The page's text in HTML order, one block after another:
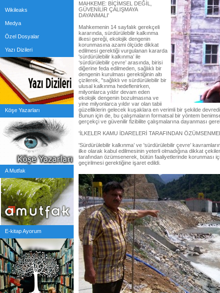
Wikileaks
Medya
Özel Dosyalar
Yazı Dizileri
Köşe Yazarları
A Mutfak
E-kitap Ayorum
MAHKEME: BİÇİMSEL DEĞİL,
GÜVENİLİR ÇALIŞMAYA
DAYANMALI'
Mahkemenin 14 sayfalık gerekçeli
kararında, sürdürülebilir kalkınma
ilkesi gereği, ekolojik dengenin
korunmasına azami ölçüde dikkat
edilmesi gerektiği vurgulanan kararda
'sürdürülebilir kalkınma’ ile
‘sürdürülebilir çevre’ arasında, birisi
diğerine feda edilmeden, sağlıklı bir
dengenin kurulması gerektiğinin altı
çizilerek, "sağlıklı ve sürdürülebilir bir
ulusal kalkınma hedeflenirken,
milyonlarca yıldır devam eden
ekolojik dengenin bozulmasına ve
yine milyonlarca yıldır var olan tabii
güzelliklerin gelecek kuşaklara en verimli bir şekilde
Bunun için de, bu çalışmaların formatsal bir yöntem
gerçekçi ve güvenilir fizibilite çalışmalarına dayanması
'İLKELER KAMU İDARELERİ TARAFINDAN
'Sürdürülebilir kalkınma’ ve 'sürdürülebilir çevre’
ilke olarak kabul edilmesinin yeterli olmadığına dikkat
tarafından özümsenerek, bütün faaliyetlerinde korunması
geçirilmesi gerektiğine işaret edildi.